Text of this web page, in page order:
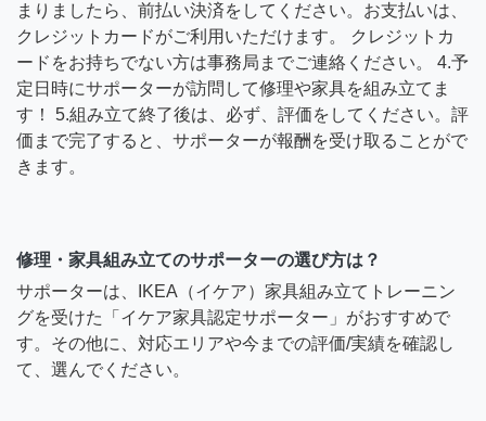
まりましたら、前払い決済をしてください。お支払いは、
クレジットカードがご利用いただけます。 クレジットカ
ードをお持ちでない方は事務局までご連絡ください。 4.予
定日時にサポーターが訪問して修理や家具を組み立てま
す！ 5.組み立て終了後は、必ず、評価をしてください。評
価まで完了すると、サポーターが報酬を受け取ることがで
きます。
修理・家具組み立てのサポーターの選び方は？
サポーターは、IKEA（イケア）家具組み立てトレーニン
グを受けた「イケア家具認定サポーター」がおすすめで
す。その他に、対応エリアや今までの評価/実績を確認し
て、選んでください。